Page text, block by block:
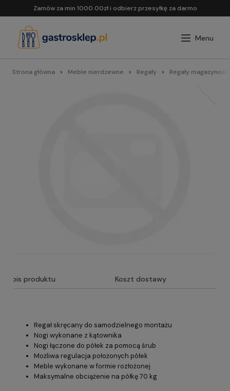
Zamów za min 1000.00zł i odbierz przesyłkę za darmo
Strona główna Meble nierdzewne Regały Regały
Opis produktu Koszt dostawy
Regał skręcany do samodzielnego montażu
Nogi wykonane z kątownika
Nogi łączone do półek za pomocą śrub
Możliwa regulacja położonych półek
Meble wykonane w formie rozłożonej
Maksymalne obciążenie na półkę 70 kg